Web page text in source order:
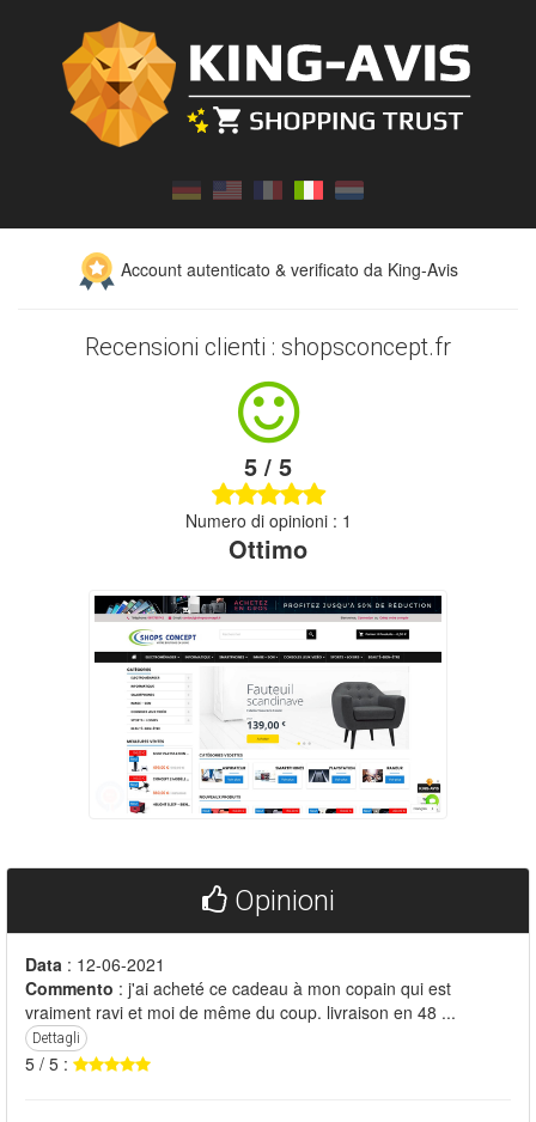
Account autenticato & verificato da King-Avis
Recensioni clienti : shopsconcept.fr
5 / 5
Numero di opinioni : 1
Ottimo
Opinioni
Data : 12-06-2021
Commento : j'ai acheté ce cadeau à mon copain qui est
vraiment ravi et moi de même du coup. livraison en 48 ...
Dettagli
5 / 5 :